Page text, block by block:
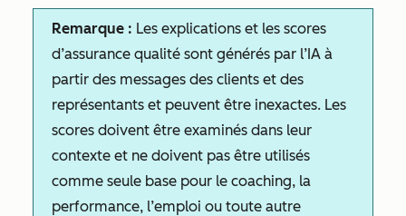
Remarque : Les explications et les scores
d’assurance qualité sont générés par l’IA à
partir des messages des clients et des
représentants et peuvent être inexactes. Les
scores doivent être examinés dans leur
contexte et ne doivent pas être utilisés
comme seule base pour le coaching, la
performance, l’emploi ou toute autre